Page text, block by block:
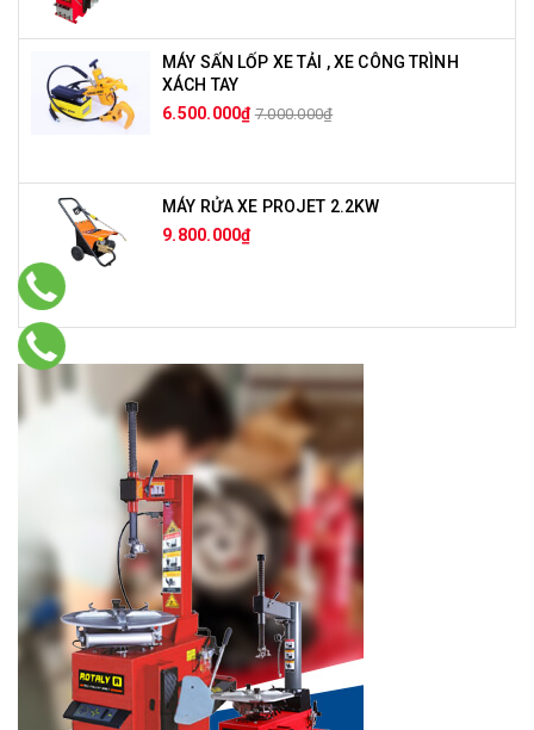
MÁY SẤN LỐP XE TẢI , XE CÔNG TRÌNH
XÁCH TAY
6.500.000₫ 7.000.000₫
MÁY RỬA XE PROJET 2.2KW
9.800.000₫